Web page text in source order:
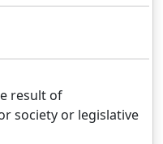
result of
society or legislative